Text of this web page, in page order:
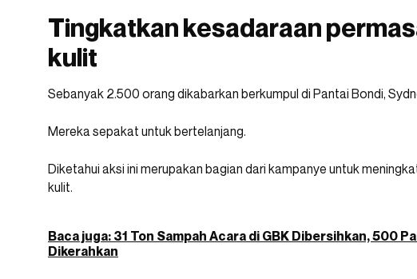
Tingkatkan kesadaraan
kulit
Sebanyak 2.500 orang dikabarkan berkumpul di Pantai Bondi,
Mereka sepakat untuk bertelanjang.
Diketahui aksi ini merupakan bagian dari kampanye untuk
kulit.
Baca juga: 31 Ton Sampah Acara di GBK Dibersihkan, 500
Dikerahkan